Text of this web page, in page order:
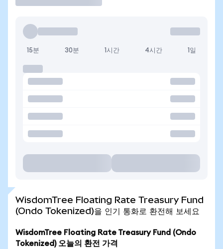
15분 30분 1시간 4시간 1일
WisdomTree Floating Rate Treasury Fund
(Ondo Tokenized)을 인기 통화로 환전해 보세요
WisdomTree Floating Rate Treasury Fund (Ondo
Tokenized) 오늘의 환전 가격